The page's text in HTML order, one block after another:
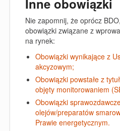
Inne obowiązki
Nie zapomnij, że oprócz
obowiązki związane z
na rynek:
Obowiązki wynikające z
akcyzowym;
Obowiązki powstałe z
objęty monitorowaniem
Obowiązki
olejów/preparatów
Prawie energetycznym.